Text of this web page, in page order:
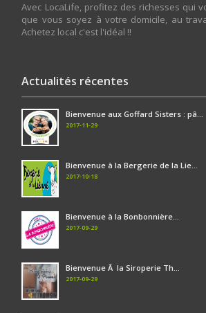
Avec LocaLife, profitez des richesses qui
que vous soyez à votre domicile, au
Achetez local c'est l'idéal !!
Actualités récentes
Bienvenue aux Goffard Sisters : pâ...
2017-11-29
Bienvenue à la Bergerie de la Lie...
2017-10-18
Bienvenue à la Bonbonnière...
2017-09-29
Bienvenue Ã la Siroperie Th...
2017-09-29